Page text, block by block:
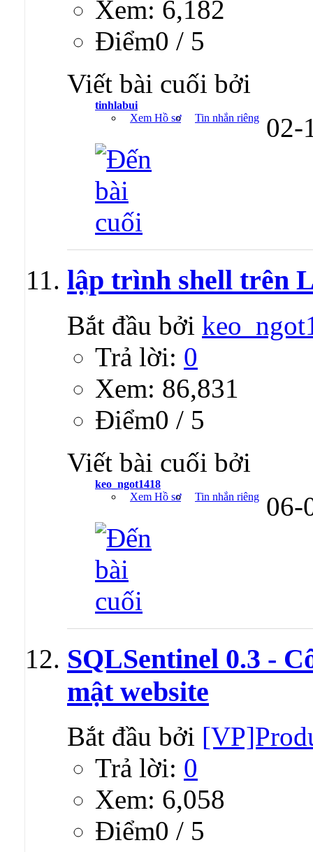
Xem: 6,182
Ðiểm0 / 5
Viết bài cuối bởi
tinhlabui
Xem Hồ sơ
Tin nhắn riêng 02-
lập trình shell trên
Bắt đầu bởi
Trả lời: 0
Xem: 86,831
Ðiểm0 / 5
Viết bài cuối bởi
keo_ngot1418
Xem Hồ sơ
Tin nhắn riêng 06-
SQLSentinel 0.3 -
mật website
Bắt đầu bởi
Trả lời: 0
Xem: 6,058
Ðiểm0 / 5